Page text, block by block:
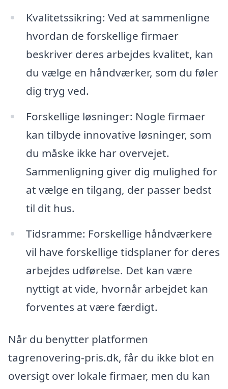
Kvalitetssikring: Ved at sammenligne
hvordan de forskellige firmaer
beskriver deres arbejdes kvalitet, kan
du vælge en håndværker, som du føler
dig tryg ved.
Forskellige løsninger: Nogle firmaer
kan tilbyde innovative løsninger, som
du måske ikke har overvejet.
Sammenligning giver dig mulighed for
at vælge en tilgang, der passer bedst
til dit hus.
Tidsramme: Forskellige håndværkere
vil have forskellige tidsplaner for deres
arbejdes udførelse. Det kan være
nyttigt at vide, hvornår arbejdet kan
forventes at være færdigt.
Når du benytter platformen
tagrenovering-pris.dk, får du ikke blot en
oversigt over lokale firmaer, men du kan